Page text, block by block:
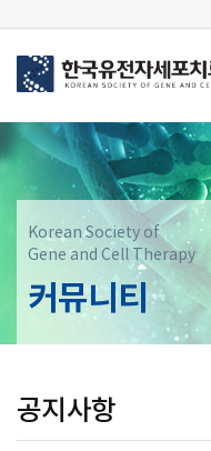
Korean Society of
Gene and Cell Therapy
커뮤니티
공지사항